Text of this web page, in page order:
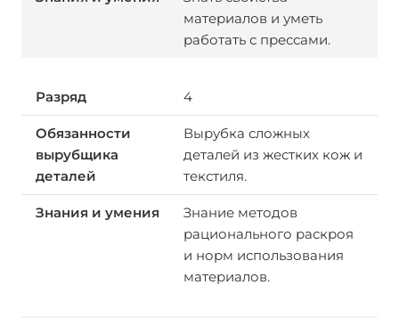
материалов и уметь
работать с прессами.
4
Вырубка сложных
деталей из жестких кож и
текстиля.
Знание методов
рационального раскроя
и норм использования
материалов.